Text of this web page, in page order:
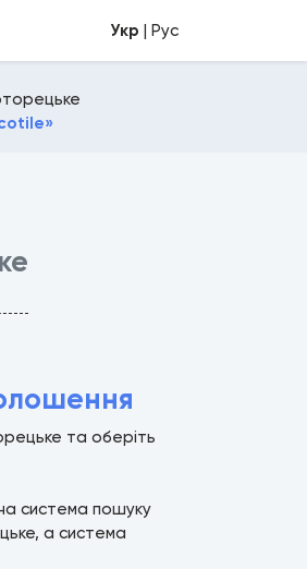
Укр | Рус
та оберіть
система пошуку
а система